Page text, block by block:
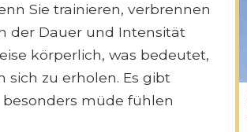
Sie trainieren, verbrennen
der Dauer und Intensität
körperlich, was bedeutet,
sich zu erholen. Es gibt
müde fühlen